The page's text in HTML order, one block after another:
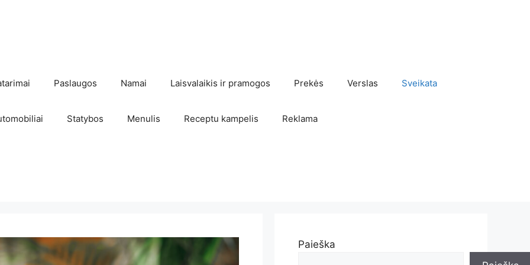
Paslaugos Namai Laisvalaikis ir pramogos Prekės Verslas Sveikata
Statybos Menulis Receptu kampelis Reklama
Paieška